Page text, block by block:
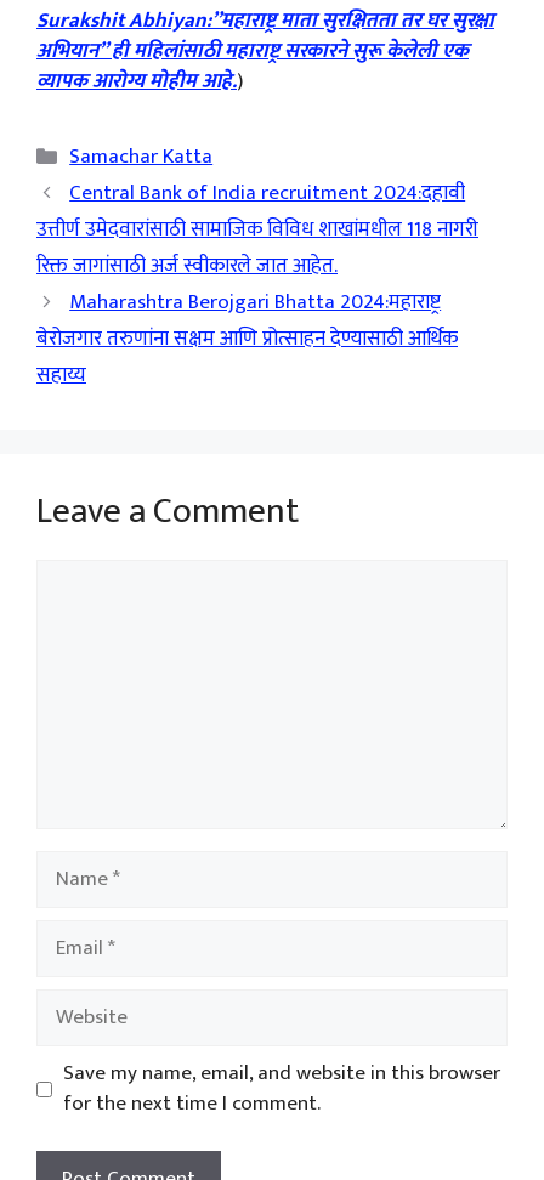
Surakshit Abhiyan:”महाराष्ट्र माता सुरक्षितता तर घर सुरक्षा
अभियान” ही महिलांसाठी महाराष्ट्र सरकारने सुरू केलेली एक
व्यापक आरोग्य मोहीम आहे.)
Categories
Samachar Katta
Central Bank of India recruitment 2024:दहावी
उत्तीर्ण उमेदवारांसाठी सामाजिक विविध शाखांमधील 118 नागरी
रिक्त जागांसाठी अर्ज स्वीकारले जात आहेत.
Maharashtra Berojgari Bhatta 2024:महाराष्ट्र
बेरोजगार तरुणांना सक्षम आणि प्रोत्साहन देण्यासाठी आर्थिक
सहाय्य
Leave a Comment
Name
Email
Website
Save my name, email, and website in this browser
for the next time I comment.